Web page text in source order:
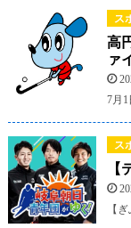
ス
高
ァ
7月1
ス
【
【